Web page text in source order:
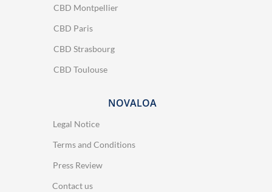
CBD Montpellier
CBD Paris
CBD Strasbourg
CBD Toulouse
NOVALOA
Legal Notice
Terms and Conditions
Press Review
Contact us